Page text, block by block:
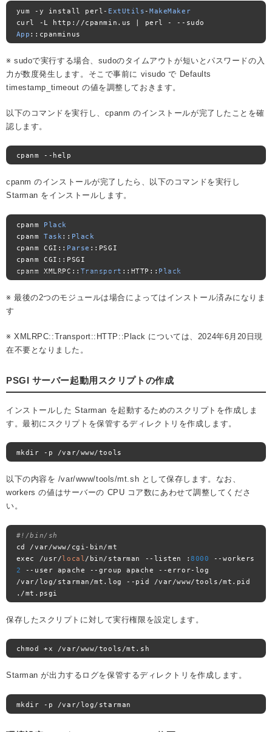
yum - y install perl - ExtUtils - MakeMaker
curl
- L http ://cpanmin . us perl - --
App :: cpanminus
※ sudoで実行する場合、sudoのタイムアウトが短いとパスワードの入
力が数度発生します。そこで事前に visudo で Defaults
timestamp_timeout の値を調整しておきます。
以下のコマンドを実行し、cpanm のインストールが完了したことを確
認します。
cpanm -- help
cpanm のインストールが完了したら、以下のコマンドを実行し
Starman をインストールします。
cpanm Plack
cpanm Task:: Plack
cpanm CGI :: Parse :: PSGI
cpanm CGI ::
cpanm XMLRPC :: Transport :: HTTP :: Plack
※ 最後の2つのモジュールは場合によってはインストール済みになりま
す
※ XMLRPC::Transport::HTTP::Plack については、2024年6月20日現
在不要となりました。
PSGI サーバー起動用スクリプトの作成
インストールした Starman を起動するためのスクリプトを作成しま
す。最初にスクリプトを保管するディレクトリを作成します。
mkdir - p /var/www/tools
以下の内容を /var/www/tools/mt.sh として保存します。なお、
workers の値はサーバーの CPU コア数にあわせて調整してくださ
い。
#!/bin/sh
cd /var/www/ cgi - bin/mt
exec
/usr/local/ bin/ starman -- listen :8000 --
2
-- user apache -- group apache --error-
/var/log/ starman /mt .log -- pid /var/www/tools /mt .
./mt . psgi
保存したスクリプトに対して実行権限を設定します。
chmod +x /var/www/tools /mt . sh
Starman が出力するログを保管するディレクトリを作成します。
mkdir - p /var/log/ starman